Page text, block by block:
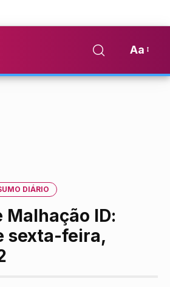
Aa
DIÁRIO
Malhação ID:
sexta-feira,